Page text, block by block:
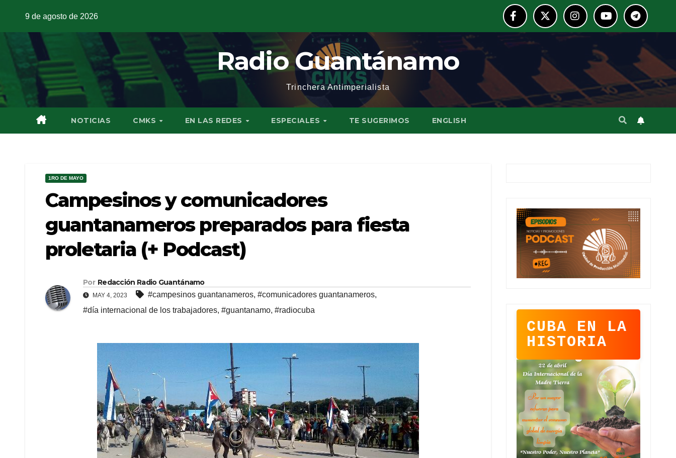
9 de agosto de 2026
Radio Guantánamo
Trinchera Antimperialista
NOTICIAS CMKS EN LAS REDES ESPECIALES TE SUGERIMOS ENGLISH
1RO DE MAYO
Campesinos y comunicadores
guantanameros preparados para fiesta
proletaria (+ Podcast)
Por Redacción Radio Guantánamo
MAY 4, 2023 #campesinos guantanameros, #comunicadores guantanameros,
#día internacional de los trabajadores, #guantanamo, #radiocuba
CUBA EN LA
HISTORIA